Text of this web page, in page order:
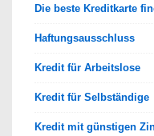
Die beste Kreditkarte
Haftungsausschluss
Kredit für Arbeitslose
Kredit für Selbständige
Kredit mit günstigen